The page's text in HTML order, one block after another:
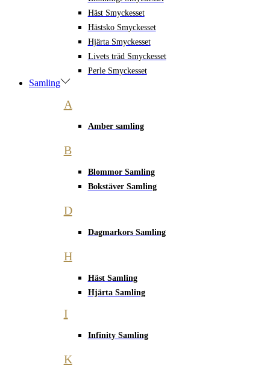
Häst Smyckesset
Hästsko Smyckesset
Hjärta Smyckesset
Livets träd Smyckesset
Perle Smyckesset
Samling
A
Amber samling
B
Blommor Samling
Bokstäver Samling
D
Dagmarkors Samling
H
Häst Samling
Hjärta Samling
I
Infinity Samling
K